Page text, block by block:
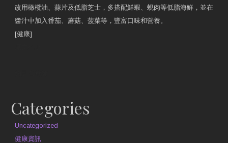
改用橄欖油、蒜片及低脂芝士，多搭配鮮蝦、蜆肉等低脂海鮮，並在
醬汁中加入番茄、蘑菇、菠菜等，豐富口味和營養。
[健康]
Categories
Uncategorized
健康資訊